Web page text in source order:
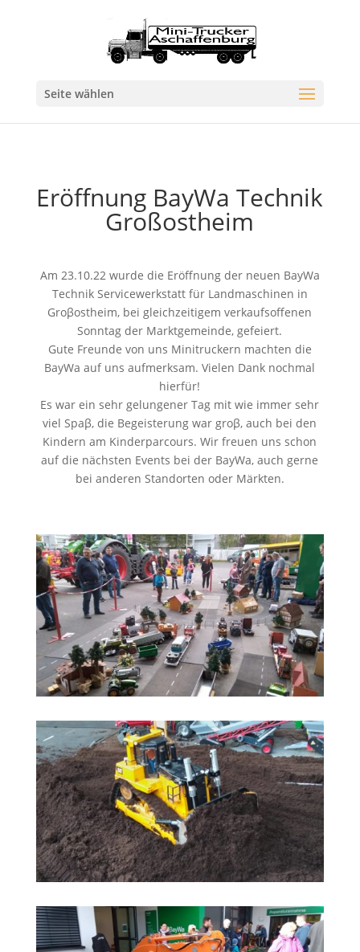
Seite wählen
Eröffnung BayWa Technik
Großostheim
Am 23.10.22 wurde die Eröffnung der neuen BayWa
Technik Servicewerkstatt für Landmaschinen in
Groβostheim, bei gleichzeitigem verkaufsoffenen
Sonntag der Marktgemeinde, gefeiert.
Gute Freunde von uns Minitruckern machten die
BayWa auf uns aufmerksam. Vielen Dank nochmal
hierfür!
Es war ein sehr gelungener Tag mit wie immer sehr
viel Spaβ, die Begeisterung war groβ, auch bei den
Kindern am Kinderparcours. Wir freuen uns schon
auf die nächsten Events bei der BayWa, auch gerne
bei anderen Standorten oder Märkten.